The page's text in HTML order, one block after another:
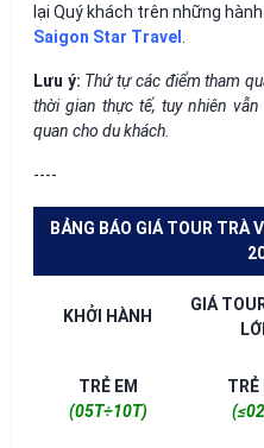
lại Quý khách trên những
Saigon Star Travel
Lưu ý: Thứ tự các điểm tham
thời gian thực tế, tuy nhiên
quan cho du khách.
----
BẢNG BÁO GIÁ TOUR TRÀ
KHỞI HÀNH
GIÁ
TRẺ EM
(05T÷10T)
TRẺ